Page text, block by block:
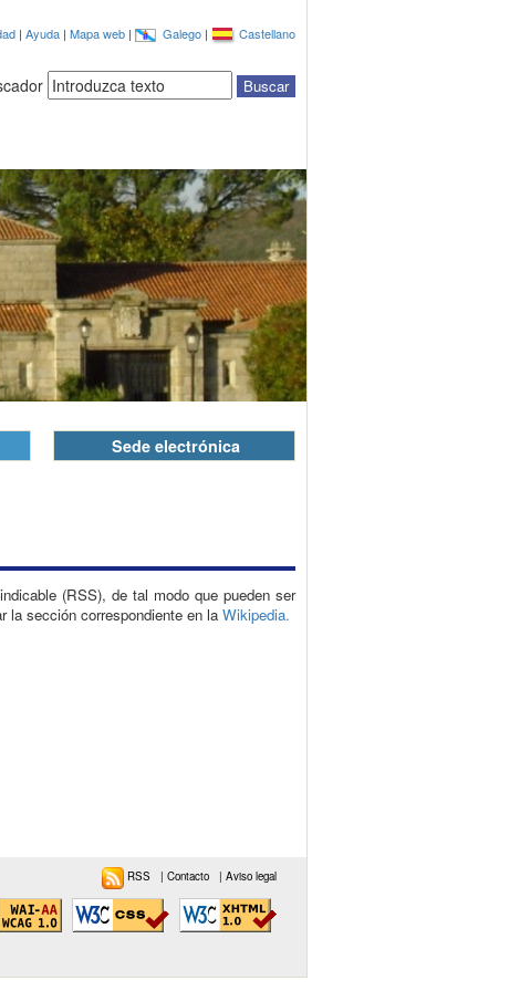
| Ayuda | Mapa web | Galego | Castellano
Sede electrónica
(RSS), de tal modo que pueden ser
la sección correspondiente en la Wikipedia.
RSS |Contacto |Aviso legal